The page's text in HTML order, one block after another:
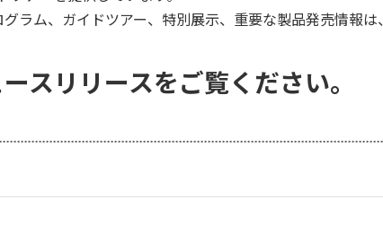
ラム、ガイドツアー、特別展示、重要な製品発売情報は、
スリリースをご覧ください。